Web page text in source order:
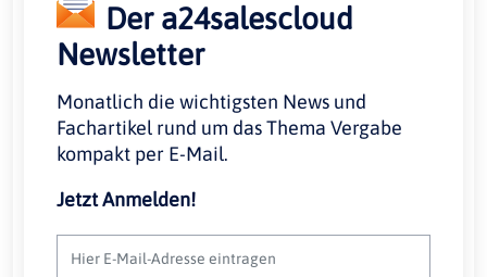
Der a24salescloud
Newsletter
Monatlich die wichtigsten News und
Fachartikel rund um das Thema Vergabe
kompakt per E-Mail.
Jetzt Anmelden!